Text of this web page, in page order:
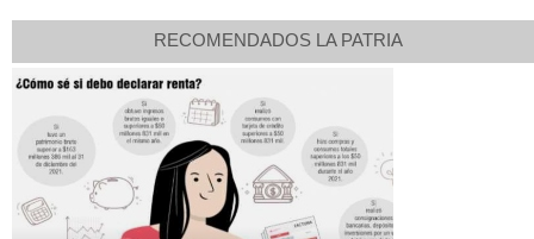
RECOMENDADOS LA PATRIA